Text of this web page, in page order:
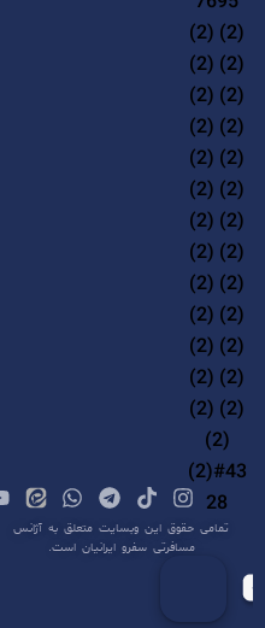
e
:
تمامی حقوق این وبسایت متعلق به آژانس
مسافرتی سفرو ایرانیان است.